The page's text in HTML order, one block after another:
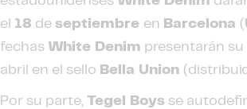
el 18 deseptiembre en Barcelona (
fechas White Denim presentarán su
abril en el sello Bella Union
Por su parte,Tegel Boys se